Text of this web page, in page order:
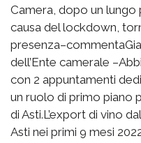
Camera, dopo un
causa del lockdown,
dell’Ente camerale
con 2 appuntamenti
un ruolo di primo piano
di Asti.L’export di vino
Asti nei primi 9 mesi